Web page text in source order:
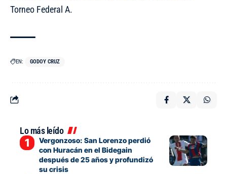
Torneo Federal A.
EN: GODOY CRUZ
Lo más leído
Vergonzoso: San Lorenzo perdió
con Huracán en el Bidegain
después de 25 años y profundizó
su crisis